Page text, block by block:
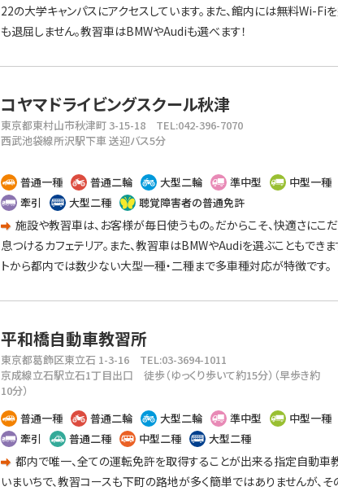
22の大学キャンパスにアクセスしています。また、館内には無料Wi-Fi
も退屈しません。教習車はBMWやAudiも選べます！
コヤマドライビングスクール秋津
東京都東村山市秋津町 3-15-18 TEL:042-396-7070
西武池袋線所沢駅下車 送迎バス5分
普通一種 普通二輪 大型二輪 準中型 中型一種
牽引
大型二種 聴覚障害者の普通免許
施設や教習車は、お客様が毎日使うもの。だからこそ、快適さにこ
息つけるカフェテリア。また、教習車はBMWやAudiを選ぶこともできま
トから都内では数少ない大型一種・二種まで多車種対応が特徴です。
平和橋自動車教習所
東京都葛飾区東立石 1-3-16 TEL:03-3694-1011
京成線立石駅立石1丁目出口 徒歩（ゆっくり歩いて約15分）（早歩き約
10分）
普通一種 普通二輪 大型二輪 準中型 中型一種
牽引
普通二種 中型二種 大型二種
都内で唯一、全ての運転免許を取得することが出来る指定自動車
いまいちで、教習コースも下町の路地が多く簡単ではありませんが、